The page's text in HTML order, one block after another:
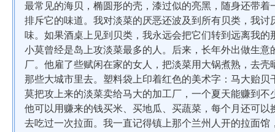
最常见的海贝，椭圆形的壳，漆过似的亮黑，随身还带
排斥它的味道。我对淡菜的厌恶还波及到所有贝类，我
味。如果酒桌上见到贝类，我永远会把它们转到远离我的
小莫曾经是岛上攻淡菜最多的人。后来，长年外出做生
厂。他雇了些赋闲在家的女人，把淡菜用大锅煮熟，去
那些大城市里去。塑料袋上印着红色的美术字：马大贻
莫把攻上来的淡菜卖给马大的加工厂，一个夏天能赚到
他可以用赚来的钱买米、买地瓜、买蔬菜，每个月还可
去吃过一次拉面。我一直记得镇上那个兰州人开的拉面